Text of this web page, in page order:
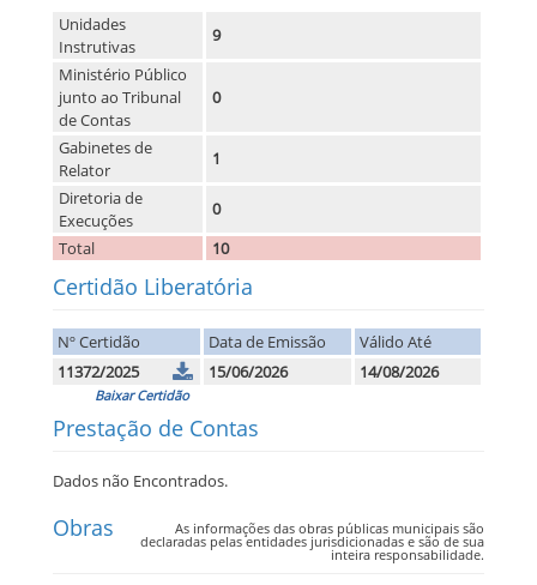
Unidades
Instrutivas
9
Ministério Público
junto ao Tribunal
de Contas
0
Gabinetes de
Relator
1
Diretoria de
Execuções
0
Total
10
Certidão Liberatória
Nº Certidão
11372/2025
Baixar Certidão
Data de Emissão
15/06/2026
Válido Até
14/08/2026
Prestação de Contas
Dados não Encontrados.
Obras As informações das obras públicas municipais são
declaradas pelas entidades jurisdicionadas e são de sua
inteira responsabilidade.